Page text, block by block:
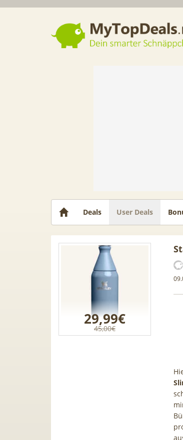
Dein smarter Schnäppchenberater
Deals User Deals
29,99€
45,00€
Audi Gebrauchtwagen Leasing
ab 229€ mtl. 🚘 Audi A1, A3, S5,